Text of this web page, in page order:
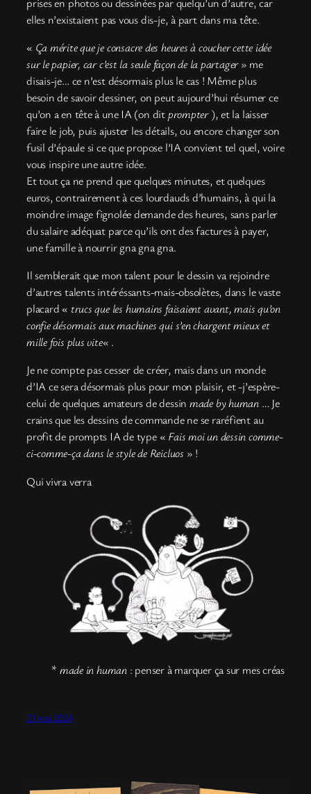
elles n’existaient pas vous dis-je, à part dans ma tête.
« Ça mérite que je consacre des heures à coucher cette idée
sur le papier, car c’est la seule façon de la partager» me
disais-je… ce n’est désormais plus le cas ! Même plus
besoin de savoir dessiner, on peut aujourd’hui résumer ce
qu’on a en tête à une IA (on ditprompter), et la laisser
faire le job, puis ajuster les détails, ou encore changer son
fusil d’épaule si ce que propose l’IA convient tel quel, voire
vous inspire une autre idée.
Et tout ça ne prend que quelques minutes, et quelques
euros, contrairement à ces lourdauds d’humains, à qui la
moindre image fignolée demande des heures, sans parler
du salaire adéquat parce qu’ils ont des factures à payer,
une famille à nourrir gna gna gna.
Il semblerait que mon talent pour le dessin va rejoindre
d’autres talents intéréssants-mais-obsolètes, dans le vaste
placard « trucs que les humains faisaient avant, mais qu’on
confie désormais aux machines qui s’en chargent mieux et
mille fois plus vite« .
Je ne compte pas cesser de créer, mais dans un monde
d’IA ce sera désormais plus pour mon plaisir, et -j’espère-
celui de quelques amateurs de dessin made by human … Je
crains que les dessins de commande ne se raréfient au
profit de prompts IA de type « Fais moi un dessin comme-
ci-comme-ça dans le style de Reicluos » !
Qui vivra verra
* made in human : penser à marquer ça sur mes créas
21 mai 2024